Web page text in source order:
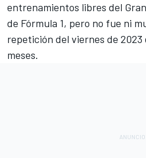
entrenamientos libres del
de Fórmula 1, pero no fue ni
repetición del viernes de 2023
meses.